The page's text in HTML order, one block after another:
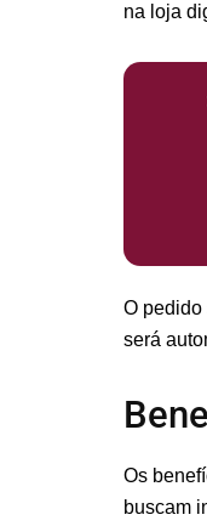
na loja
O pedido
será
Os
buscam